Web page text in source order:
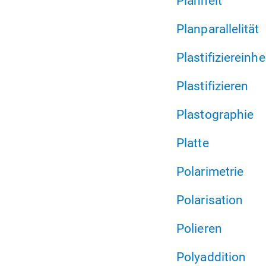
Planparallelität
Plastifizieren
Plastographie
Platte
Polarimetrie
Polarisation
Polieren
Polyaddition